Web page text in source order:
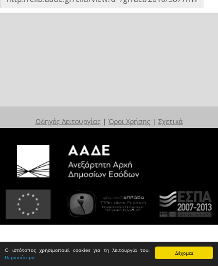
Δέχομαι
Ο ιστότοπος χρησιμοποιεί cookies για τη λειτουργία του.
Περισσότερα
Οδηγός Λειτουργίας | Όροι Χρήσης | Σχετικά